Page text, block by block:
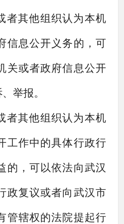
者其他组织认为本机
信息公开义务的，可
关或者政府信息公开
举报。
者其他组织认为本机
工作中的具体行政行
的，可以依法向武汉
政复议或者向武汉市
管辖权的法院提起行